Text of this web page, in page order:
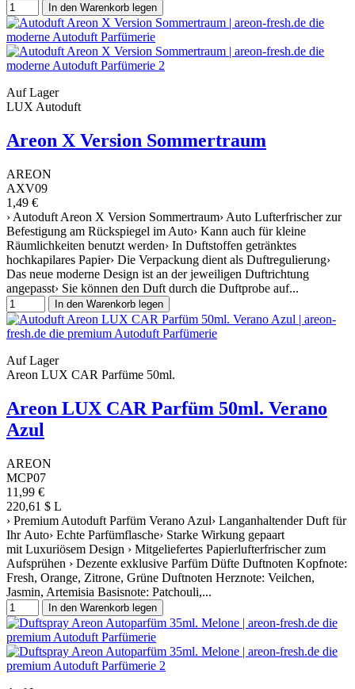
In den Warenkorb legen
Auf Lager
LUX Autoduft
Areon X Version Sommertraum
AREON
AXV09
1,49 €
› Autoduft Areon X Version Sommertraum› Auto Lufterfrischer zur
Befestigung am Rückspiegel im Auto› Kann auch für kleine
Räumlichkeiten benutzt werden› In Duftstoffen getränktes
hochkapilares Papier› Die Verpackung dient als Duftregulierung›
Das neue moderne Design ist an der jeweiligen Duftrichtung
angepasst› Sie können den Duft durch die Duftprobe auf...
In den Warenkorb legen
Auf Lager
Areon LUX CAR Parfüme 50ml.
Areon LUX CAR Parfüm 50ml. Verano
Azul
AREON
MCP07
11,99 €
220,61 $ L
› Premium Autoduft Parfüm Verano Azul› Langanhaltender Duft für
Ihr Auto› Echte Parfümflasche› Starke Wirkung gepaart
mit Luxuriösem Design › Mitgeliefertes Papierlufterfrischer zum
Aufsprühen › Dezente exklusive Parfüm Düfte Duftnoten Kopfnote:
Fresh, Orange, Zitrone, Grüne Duftnoten Herznote: Veilchen,
Jasmin, Artemisia Basisnote: Patchouli,...
In den Warenkorb legen